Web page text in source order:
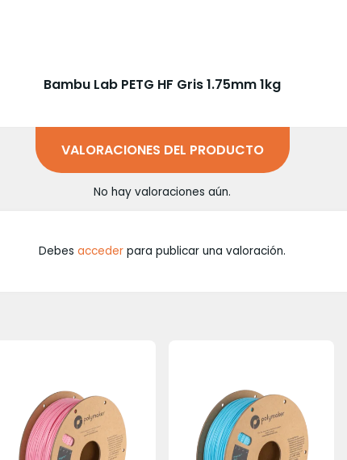
Bambu Lab PETG HF Gris 1.75mm 1kg
VALORACIONES DEL PRODUCTO
No hay valoraciones aún.
Debes acceder para publicar una valoración.